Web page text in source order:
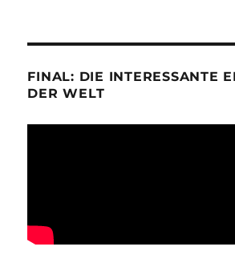
FINAL: DIE INTERESSANTE
DER WELT